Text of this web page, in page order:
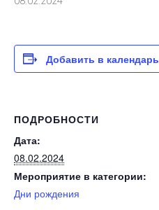
Добавить в календарь
ПОДРОБНОСТИ
Дата:
08.02.2024
Мероприятие в категории:
Дни рождения